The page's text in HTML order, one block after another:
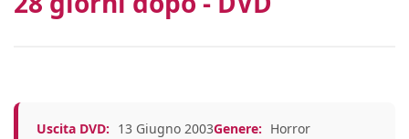
Uscita DVD: 13 Giugno 2003Genere: Horror